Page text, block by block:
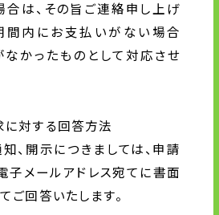
合は、その旨ご連絡申し上げ
間内にお支払いがない場合
なかったものとして対応させ
対する回答方法
、開示につきましては、申請
メールアドレス宛てに書面
ご回答いたします。